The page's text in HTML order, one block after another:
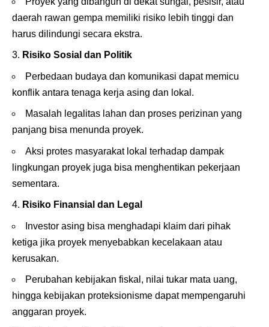
daerah rawan gempa memiliki risiko lebih tinggi dan
harus dilindungi secara ekstra.
Risiko Sosial dan Politik
Perbedaan budaya dan komunikasi dapat memicu
konflik antara tenaga kerja asing dan lokal.
Masalah legalitas lahan dan proses perizinan yang
panjang bisa menunda proyek.
Aksi protes masyarakat lokal terhadap dampak
lingkungan proyek juga bisa menghentikan pekerjaan
sementara.
Risiko Finansial dan Legal
Investor asing bisa menghadapi klaim dari pihak
ketiga jika proyek menyebabkan kecelakaan atau
kerusakan.
Perubahan kebijakan fiskal, nilai tukar mata uang,
hingga kebijakan proteksionisme dapat mempengaruhi
anggaran proyek.